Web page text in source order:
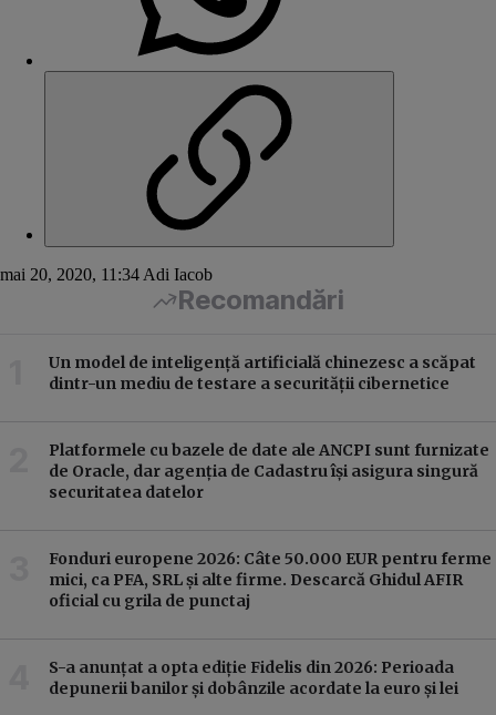
mai 20, 2020, 11:34 Adi Iacob
Recomandări
Un model de inteligență artificială chinezesc a scăpat
dintr-un mediu de testare a securității cibernetice
Platformele cu bazele de date ale ANCPI sunt furnizate
de Oracle, dar agenția de Cadastru își asigura singură
securitatea datelor
Fonduri europene 2026: Câte 50.000 EUR pentru ferme
mici, ca PFA, SRL și alte firme. Descarcă Ghidul AFIR
oficial cu grila de punctaj
S-a anunțat a opta ediție Fidelis din 2026: Perioada
depunerii banilor și dobânzile acordate la euro și lei